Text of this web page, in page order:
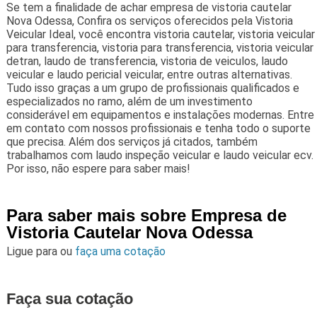
Se tem a finalidade de achar empresa de vistoria cautelar
Nova Odessa, Confira os serviços oferecidos pela Vistoria
Veicular Ideal, você encontra vistoria cautelar, vistoria veicular
para transferencia, vistoria para transferencia, vistoria veicular
detran, laudo de transferencia, vistoria de veiculos, laudo
veicular e laudo pericial veicular, entre outras alternativas.
Tudo isso graças a um grupo de profissionais qualificados e
especializados no ramo, além de um investimento
considerável em equipamentos e instalações modernas. Entre
em contato com nossos profissionais e tenha todo o suporte
que precisa. Além dos serviços já citados, também
trabalhamos com laudo inspeção veicular e laudo veicular ecv.
Por isso, não espere para saber mais!
Para saber mais sobre Empresa de
Vistoria Cautelar Nova Odessa
Ligue para ou faça uma cotação
Faça sua cotação